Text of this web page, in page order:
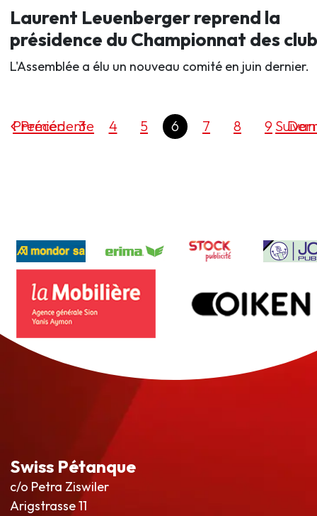
Laurent Leuenberger reprend la
présidence du Championnat des
L'Assemblée a élu un nouveau comité en juin dernier.
Précédente
Premier 3 4 5 6 7 8 9
Swiss Pétanque
c/o Petra Ziswiler
Arigstrasse 11